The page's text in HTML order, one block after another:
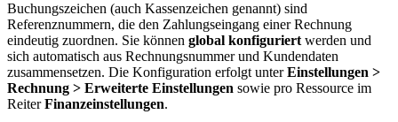
Buchungszeichen (auch Kassenzeichen genannt) sind
Referenznummern, die den Zahlungseingang einer Rechnung
eindeutig zuordnen. Sie können global konfiguriertwerden und
sich automatisch aus Rechnungsnummer und Kundendaten
zusammensetzen. Die Konfiguration erfolgt unterEinstellungen >
Rechnung > Erweiterte Einstellungen sowie pro Ressource im
ReiterFinanzeinstellungen.